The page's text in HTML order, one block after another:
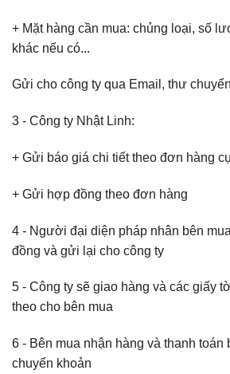
+ Mặt hàng cần mua: chủng loại, số
khác nếu có...
Gửi cho công ty qua Email, thư
3 - Công ty Nhật Linh:
+ Gửi báo giá chi tiết theo đơn hàng
+ Gửi hợp đồng theo đơn hàng
4 - Người đại diện pháp nhân bên
đồng và gửi lại cho công ty
5 - Công ty sẽ giao hàng và các giấy
theo cho bên mua
6 - Bên mua nhận hàng và thanh toán
chuyển khoản